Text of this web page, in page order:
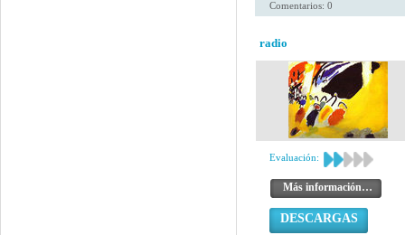
Comentarios: 0
radio
Evaluación:
Más información…
DESCARGAS